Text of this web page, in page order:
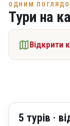
ОДНИМ
Тури на
Відкрити
5 турів ·